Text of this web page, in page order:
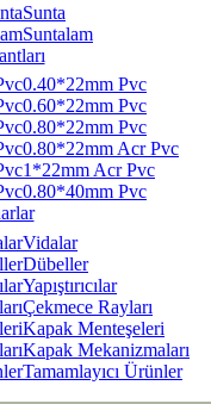
Sunta
Suntalam
0.40*22mm Pvc
0.60*22mm Pvc
0.80*22mm Pvc
0.80*22mm Acr Pvc
1*22mm Acr Pvc
0.80*40mm Pvc
Vidalar
Dübeller
Yapıştırıcılar
Çekmece Rayları
Kapak Menteşeleri
Kapak Mekanizmaları
Tamamlayıcı Ürünler